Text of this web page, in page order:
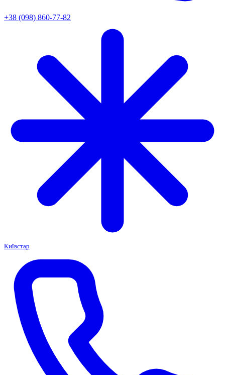
+38 (098) 860-77-82
Київстар